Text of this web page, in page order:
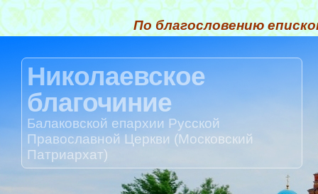
По благословению
Николаевское
благочиние
Балаковской епархии Русской
Православной Церкви (Московский
Патриархат)